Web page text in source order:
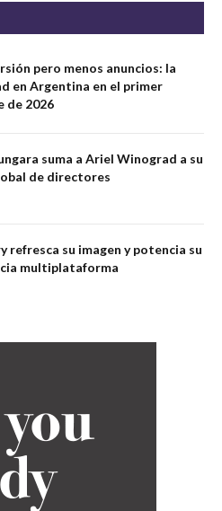
pero menos anuncios: la
en Argentina en el primer
de 2026
suma a Ariel Winograd a su
de directores
refresca su imagen y potencia su
multiplataforma